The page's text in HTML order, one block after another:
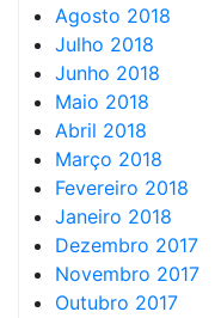
Agosto 2018
Julho 2018
Junho 2018
Maio 2018
Abril 2018
Março 2018
Fevereiro 2018
Janeiro 2018
Dezembro 2017
Novembro 2017
Outubro 2017